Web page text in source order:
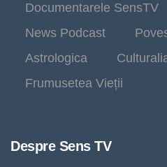
Documentarele SensTV
News Podcast
Astrologica
Frumusetea Vieții
Despre Sens TV